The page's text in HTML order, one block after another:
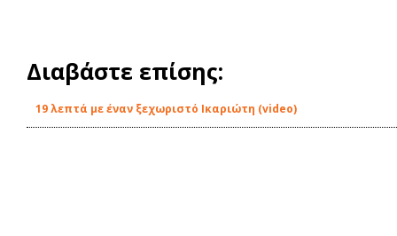
Διαβάστε επίσης:
19 λεπτά με έναν ξεχωριστό Ικαριώτη (video)